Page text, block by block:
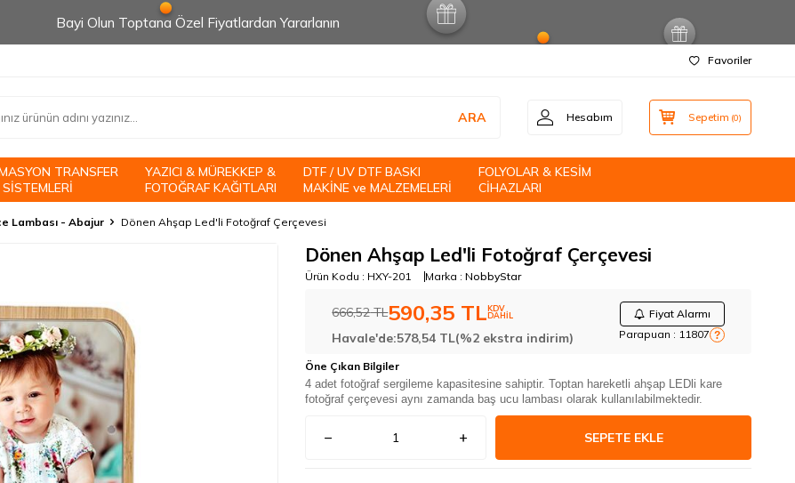
Bayi Olun Toptana Özel Fiyatlardan Yararlanın
Favoriler
ARA Hesabım Sepetim (0)
TRANSFER
YAZICI & MÜREKKEP &
FOTOĞRAF KAĞITLARI
DTF / UV DTF BASKI
MAKİNE ve MALZEMELERİ
FOLYOLAR & KESİM
CİHAZLARI
Lambası - Abajur Dönen Ahşap Led'li Fotoğraf Çerçevesi
Dönen Ahşap Led'li Fotoğraf Çerçevesi
Ürün Kodu : HXY-201 Marka :NobbyStar
666,52TL590,35 TLKDV
DAHİL
Fiyat Alarmı
Parapuan : 11807 ?
Havale'de:578,54 TL(%2 ekstra indirim)
Öne Çıkan Bilgiler
4 adet fotoğraf sergileme kapasitesine sahiptir. Toptan hareketli ahşap LEDli kare
fotoğraf çerçevesi aynı zamanda baş ucu lambası olarak kullanılabilmektedir.
SEPETE EKLE